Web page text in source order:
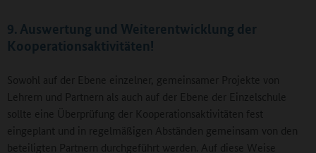
9. Auswertung und Weiterentwicklung der
Kooperationsaktivitäten!
Sowohl auf der Ebene einzelner, gemeinsamer Projekte von
Lehrern und Partnern als auch auf der Ebene der Einzelschule
sollte eine Überprüfung der Kooperationsaktivitäten fest
eingeplant und in regelmäßigen Abständen gemeinsam von den
beteiligten Partnern durchgeführt werden. Auf diese Weise